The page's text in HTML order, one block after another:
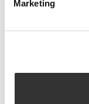
Marketing